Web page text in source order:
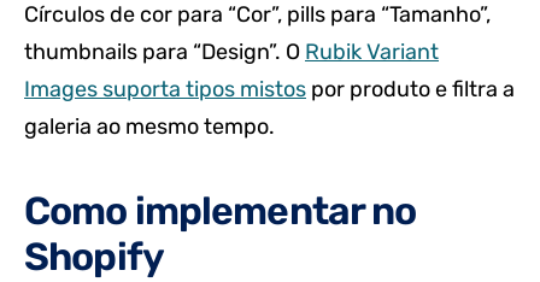
Círculos de cor para “Cor”, pills para “Tamanho”,
thumbnails para “Design”. O Rubik Variant
Images suporta tipos mistos por produto e filtra a
galeria ao mesmo tempo.
Como implementar no
Shopify